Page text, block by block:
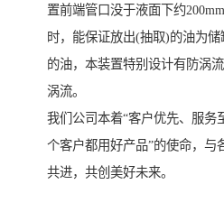
置前端管口没于液面下约
时，能保证放出(抽取)的油为
的油，本装置特别设计有防涡
涡流。
我们公司本着“客户优先、服务
个客户都用好产品”的使命，与
共进，共创美好未来。